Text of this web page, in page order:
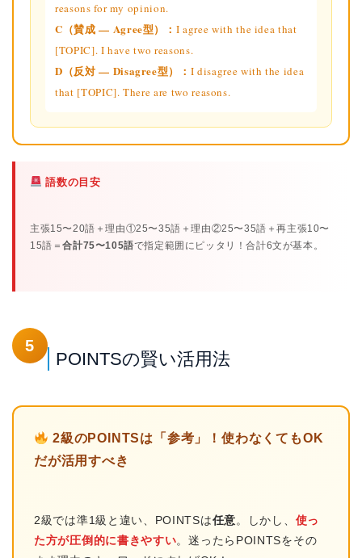
reasons for my opinion.
C（賛成 — Agree型）： I agree with the idea that
[TOPIC]. I have two reasons.
D（反対 — Disagree型）： I disagree with the idea
that [TOPIC]. There are two reasons.
語数の目安
主張15〜20語＋理由①25〜35語＋理由②25〜35語＋再主張10〜
15語＝合計75〜105語で指定範囲にピッタリ！合計6文が基本。
5
POINTSの賢い活用法
2級のPOINTSは「参考」！使わなくてもOK
だが活用すべき
2級では準1級と違い、POINTSは任意。しかし、 使っ
た方が圧倒的に書きやすい。迷ったらPOINTSをその